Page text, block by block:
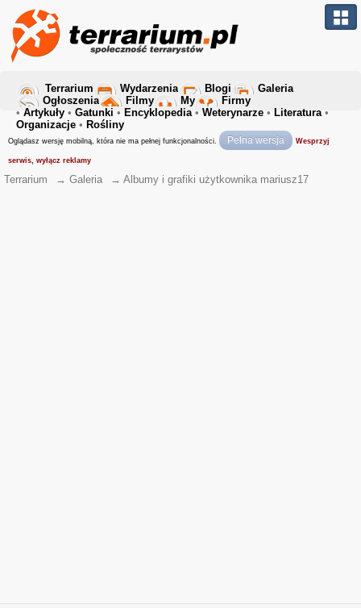
Terrarium Wydarzenia Blogi
Galeria
Ogłoszenia
Filmy My
Firmy
• Artykuły • Gatunki • Encyklopedia• Weterynarze • Literatura•
Organizacje • Rośliny
Oglądasz wersję mobilną, która nie ma pełnej funkcjonalności. Pełna wersja Wesprzyj
serwis, wyłącz reklamy
Terrarium → Galeria → Albumy i grafiki użytkownika mariusz17